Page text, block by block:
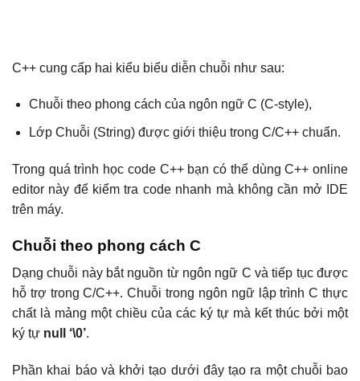
C++ cung cấp hai kiểu biểu diễn chuỗi như sau:
Chuỗi theo phong cách của ngôn ngữ C (C-style),
Lớp Chuỗi (String) được giới thiệu trong C/C++ chuẩn.
Trong quá trình học code C++ bạn có thể dùng C++ online
editor này để kiểm tra code nhanh mà không cần mở IDE
trên máy.
Chuỗi theo phong cách C
Dạng chuỗi này bắt nguồn từ ngôn ngữ C và tiếp tục được
hỗ trợ trong C/C++. Chuỗi trong ngôn ngữ lập trình C thực
chất là mảng một chiều của các ký tự mà kết thúc bởi một
ký tự null ‘\0’.
Phần khai báo và khởi tạo dưới đây tạo ra một chuỗi bao